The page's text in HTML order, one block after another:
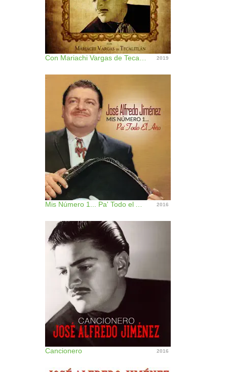
2019
2016
Cancionero 2016